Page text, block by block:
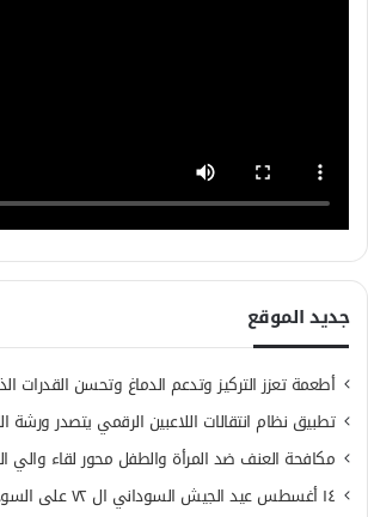
جديد الموقع
أطعمة تعزز التركيز وتدعم الدماغ وتحسن القدرات
تطبيق نظام انتقالات اللاعبين الرقمي يتصدر ورشة
مكافحة العنف ضد المرأة والطفل محور لقاء والي
١٤ أغسطس عيد الجيش السوداني ال ٧٢ على السودنة